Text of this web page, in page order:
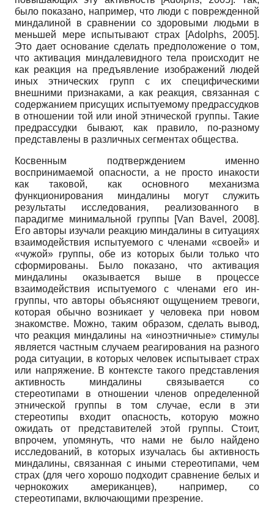
было показано, например, что люди с поврежденной
миндалиной в сравнении со здоровыми людьми в
меньшей мере испытывают страх [Adolphs, 2005].
Это дает основание сделать предположение о том,
что активация миндалевидного тела происходит не
как реакция на предъявление изображений людей
иных этнических групп с их специфическими
внешними признаками, а как реакция, связанная с
содержанием присущих испытуемому предрассудков
в отношении той или иной этнической группы. Такие
предрассудки бывают, как правило, по-разному
представлены в различных сегментах общества.
Косвенным подтверждением именно
воспринимаемой опасности, а не просто инакости
как таковой, как основного механизма
функционирования миндалины могут служить
результаты исследования, реализованного в
парадигме минимальной группы [Van Bavel, 2008].
Его авторы изучали реакцию миндалины в ситуациях
взаимодействия испытуемого с членами «своей» и
«чужой» группы, обе из которых были только что
сформированы. Было показано, что активация
миндалины оказывается выше в процессе
взаимодействия испытуемого с членами его ин-
группы, что авторы объясняют ощущением тревоги,
которая обычно возникает у человека при новом
знакомстве. Можно, таким образом, сделать вывод,
что реакция миндалины на «иноэтничные» стимулы
является частным случаем реагирования на разного
рода ситуации, в которых человек испытывает страх
или напряжение. В контексте такого представления
активность миндалины связывается со
стереотипами в отношении членов определенной
этнической группы в том случае, если в эти
стереотипы входит опасность, которую можно
ожидать от представителей этой группы. Стоит,
впрочем, упомянуть, что нами не было найдено
исследований, в которых изучалась бы активность
миндалины, связанная с иными стереотипами, чем
страх (для чего хорошо подходит сравнение белых и
чернокожих американцев), например, со
стереотипами, включающими презрение.